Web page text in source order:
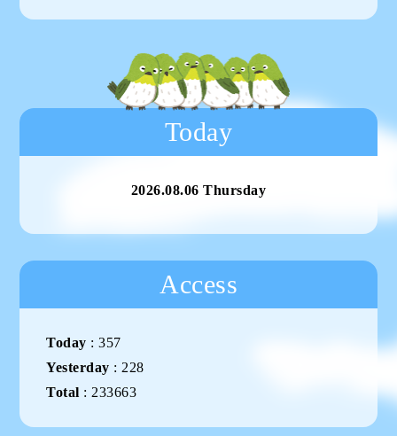
Today
2026.08.06 Thursday
Access
Today :357
Yesterday : 228
Total : 233663